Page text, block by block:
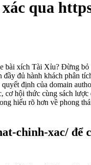
qua
bài xích Tài Xỉu? Đừng
đủ hành khách phân
định của domain
hội thức cùng sách
hiểu rõ hơn về phong
chinh-xac/ để